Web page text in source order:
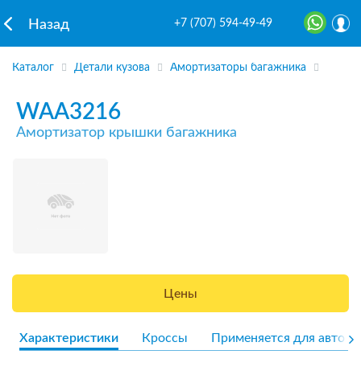
Назад +7 (707) 594-49-49
Каталог Детали кузова Амортизаторы багажника
WAA3216
Амортизатор крышки багажника
Цены
Характеристики Кроссы Применяется для авто